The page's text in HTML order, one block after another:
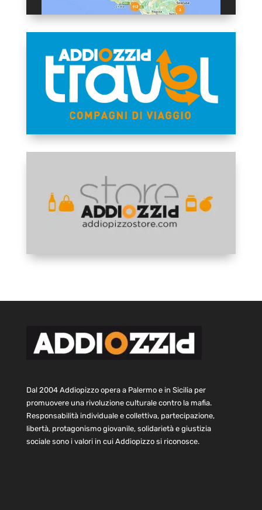
Dal 2004 Addiopizzo opera a Palermo e in Sicilia per
promuovere una rivoluzione culturale contro la mafia.
Responsabilità individuale e collettiva, partecipazione,
libertà, protagonismo giovanile, solidarietà e giustizia
sociale sono i valori in cui Addiopizzo si riconosce.